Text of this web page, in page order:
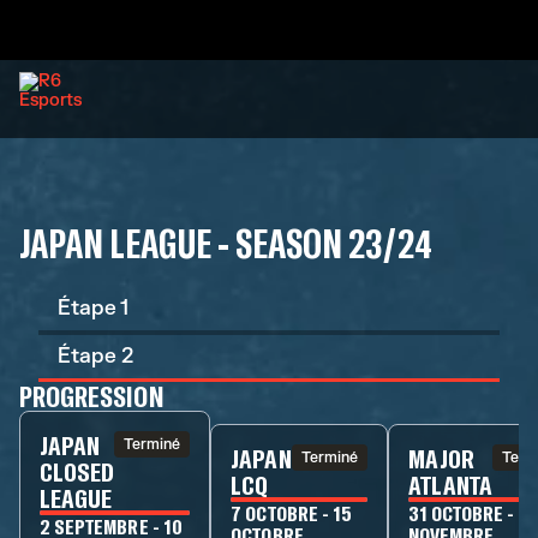
JAPAN LEAGUE - SEASON 23/24
Étape 1
Étape 2
PROGRESSION
JAPAN
CLOSED
LEAGUE
Terminé
2 SEPTEMBRE - 10
JAPAN
LCQ
Terminé
7 OCTOBRE - 15
MAJOR
ATLANTA
31 OCTOBRE - 12